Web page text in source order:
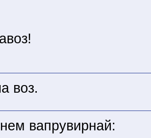
воз.
вапрувирнай: